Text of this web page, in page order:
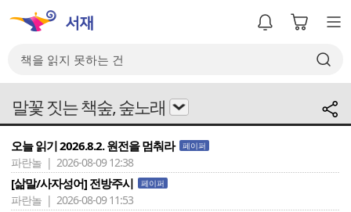
말꽃 짓는 책숲, 숲노래
오늘 읽기 2026.8.2. 원전을 멈춰라 페이퍼
파란놀 | 2026-08-09 12:38
[삶말/사자성어] 전방주시 페이퍼
파란놀 | 2026-08-09 11:53